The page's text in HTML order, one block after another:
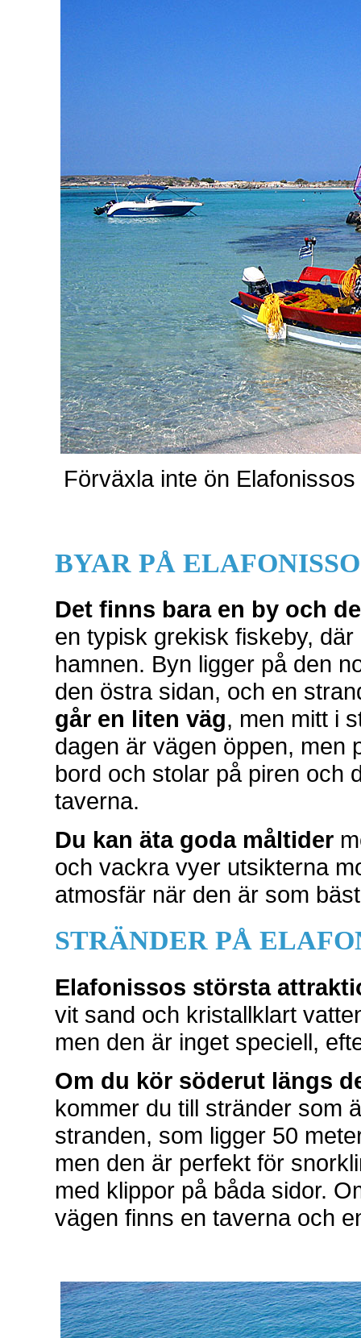
Förväxla inte ön
BYAR PÅ
Det finns bara en by och
en typisk grekisk fiskeby,
hamnen. Byn ligger på den
den östra sidan, och en
går en liten väg, men mitt i
dagen är vägen öppen, men
bord och stolar på piren och
taverna.
Du kan äta goda måltider
och vackra vyer utsikterna
atmosfär när den är som
STRÄNDER PÅ
Elafonissos största
vit sand och kristallklart
men den är inget speciell,
Om du kör söderut längs
kommer du till stränder som
stranden, som ligger 50
men den är perfekt för
med klippor på båda sidor.
vägen finns en taverna och